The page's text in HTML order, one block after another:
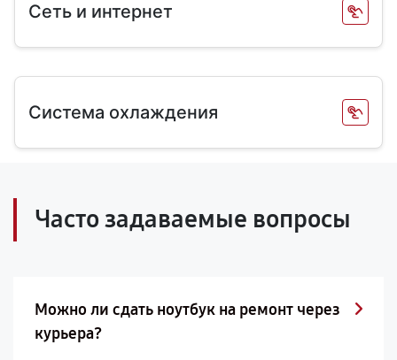
Сеть и интернет
Система охлаждения
Часто задаваемые вопросы
Можно ли сдать ноутбук на ремонт через
курьера?